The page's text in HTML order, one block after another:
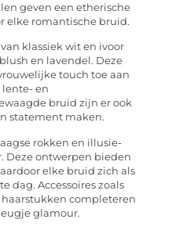
geven een etherische
elke romantische bruid.
klassiek wit en ivoor
en lavendel. Deze
touch toe aan
en
bruid zijn er ook
statement maken.
rokken en illusie-
Deze ontwerpen bieden
elke bruid zich als
dag. Accessoires zoals
completeren
glamour.